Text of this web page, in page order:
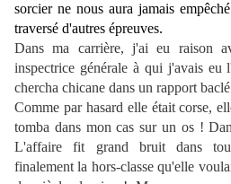
sorcier ne nous aura jamais
traversé d'autres épreuves.
Dans ma carrière, j'ai eu raison
inspectrice générale à qui j'avais eu
chercha chicane dans un rapport
Comme par hasard elle était corse,
tomba dans mon cas sur un os !
L'affaire fit grand bruit dans
finalement la hors-classe qu'elle